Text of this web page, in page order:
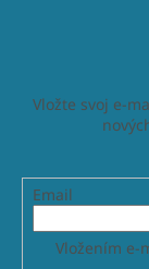
Vložte svoj e-
Email
Vložením e-